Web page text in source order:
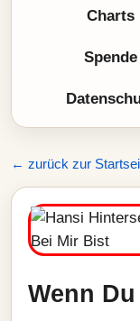
Charts
Spende
← zurück zur
Wenn